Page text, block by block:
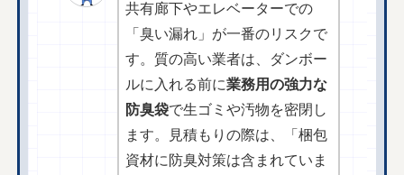
共有廊下やエレベーターでの
「臭い漏れ」が一番のリスクで
す。質の高い業者は、ダンボー
ルに入れる前に業務用の強力な
防臭袋で生ゴミや汚物を密閉し
ます。見積もりの際は、「梱包
資材に防臭対策は含まれていま